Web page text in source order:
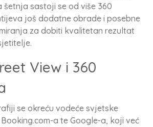
šetnja sastoji se od više 360
još dodatne obrade i posebne
za dobiti kvalitetan rezultat
View i 360
se okreću vodeće svjetske
a te Google-a, koji već